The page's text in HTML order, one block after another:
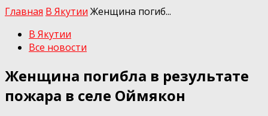
Главная В Якутии Женщина погиб...
В Якутии
Все новости
Женщина погибла в результате
пожара в селе Оймякон